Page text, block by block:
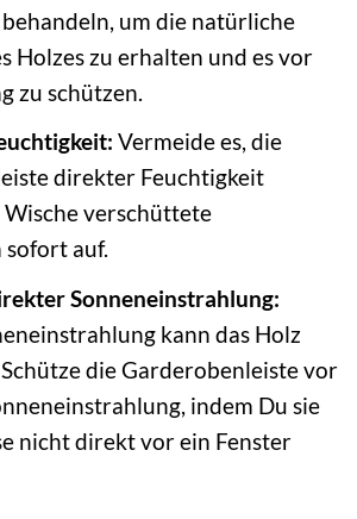
um die natürliche
Holzes zu erhalten und es vor
zu schützen.
Vermeide es, die
direkter Feuchtigkeit
Wische verschüttete
sofort auf.
Sonneneinstrahlung:
kann das Holz
die Garderobenleiste vor
indem Du sie
nicht direkt vor ein Fenster